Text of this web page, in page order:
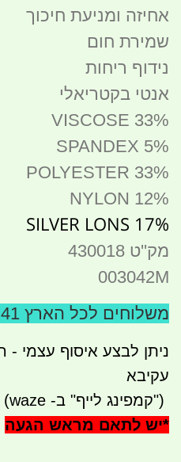
אחיזה ומניעת חיכוך
שמירת חום
נידוף ריחות
אנטי בקטריאלי
VISCOSE 33%
SPANDEX 5%
POLYESTER 33%
NYLON 12%
SILVER LONS 17%
מק''ט 430018
003042M
משלוחים לכל הארץ 41 שח
עקיבא
")קמפינג לייף" ב- waze)
*יש לתאם מראש הגעה